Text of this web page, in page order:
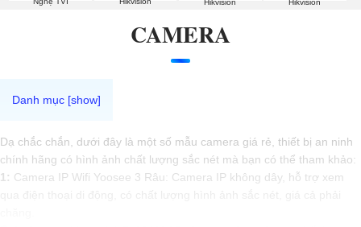
Hikvision
Hikvision
CAMERA
Dạ chắc chắn, dưới đây là một số mẫu camera giá rẻ, thiết bị an ninh
chính hãng có hình ảnh chất lượng sắc nét mà bạn có thể tham khảo:
1: Camera IP Wifi Yoosee 3 Râu: Camera IP không dây, hỗ trợ xem